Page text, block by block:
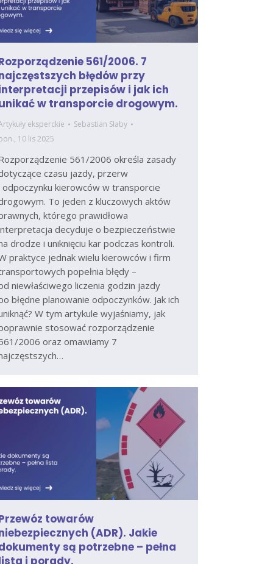
561/2006. 7
błędów przy
przepisów i jak ich
w transporcie drogowym.
eksperckie
Sebastian Słaby
10 lis 2025
561/2006 określa zasady
czasu jazdy, przerw
odpoczynku kierowców w transporcie
To jeden z kluczowych aktów
którego prawidłowa
decyduje o bezpieczeństwie
drodze i uniknięciu kar podczas kontroli.
praktyce jednak wielu kierowców i firm
popełnia błędy –
niewłaściwego liczenia godzin jazdy
błędne planowanie odpoczynków. Jak ich
W tym artykule wyjaśniamy, jak
stosować rozporządzenie
2006 oraz omawiamy 7
towarów
(ADR). Jakie
są potrzebne – pełna